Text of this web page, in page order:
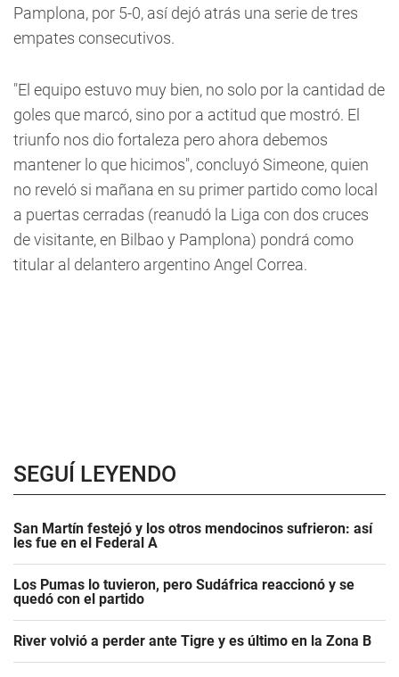
Pamplona, por 5-0, así dejó atrás una serie de tres
empates consecutivos.
"El equipo estuvo muy bien, no solo por la cantidad de
goles que marcó, sino por a actitud que mostró. El
triunfo nos dio fortaleza pero ahora debemos
mantener lo que hicimos", concluyó Simeone, quien
no reveló si mañana en su primer partido como local
a puertas cerradas (reanudó la Liga con dos cruces
de visitante, en Bilbao y Pamplona) pondrá como
titular al delantero argentino Angel Correa.
SEGUÍ LEYENDO
San Martín festejó y los otros mendocinos sufrieron: así
les fue en el Federal A
Los Pumas lo tuvieron, pero Sudáfrica reaccionó y se
quedó con el partido
River volvió a perder ante Tigre y es último en la Zona B